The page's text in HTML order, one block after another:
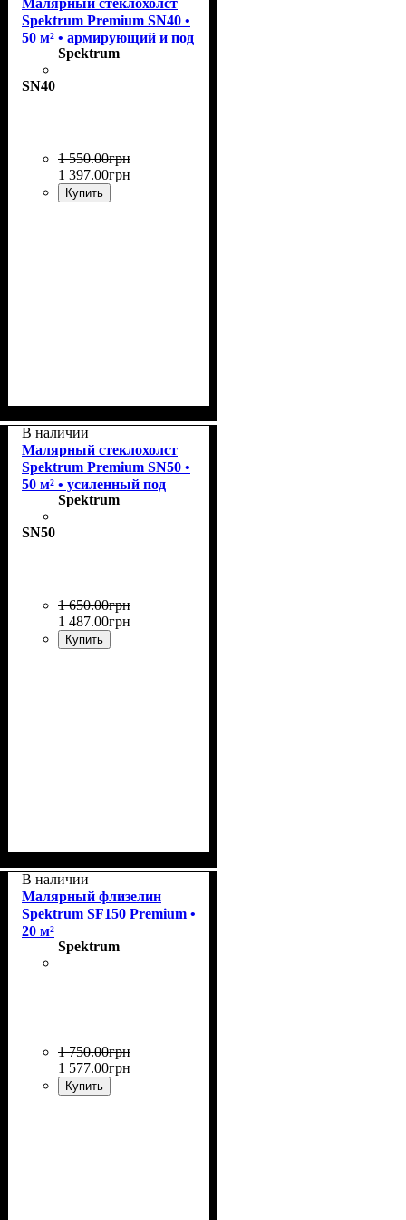
Spektrum Premium SN40 •
50 м² • армирующий и под
покраскуSpektrum
SN40
1 550.00грн
1 397.00грн
Купить
В наличии
Малярный стеклохолст
Spektrum Premium SN50 •
50 м² • усиленный под
покраску и армирование
Spektrum
SN50
1 650.00грн
1 487.00грн
Купить
В наличии
Малярный флизелин
Spektrum SF150 Premium •
20 м²
Spektrum
1 750.00грн
1 577.00грн
Купить